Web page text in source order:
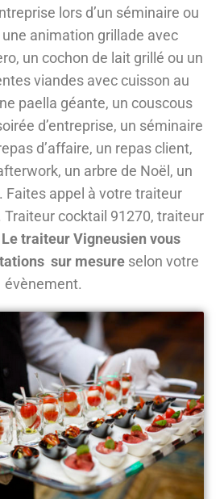
lors d’un séminaire ou
une animation grillade avec
un cochon de lait grillé ou un
viandes avec cuisson au
paella géante, un couscous
d’entreprise, un séminaire
d’affaire, un repas client,
un arbre de Noël, un
Faites appel à votre traiteur
Traiteur cocktail 91270, traiteur
Le traiteur Vigneusien vous
sur mesure selon votre
évènement.